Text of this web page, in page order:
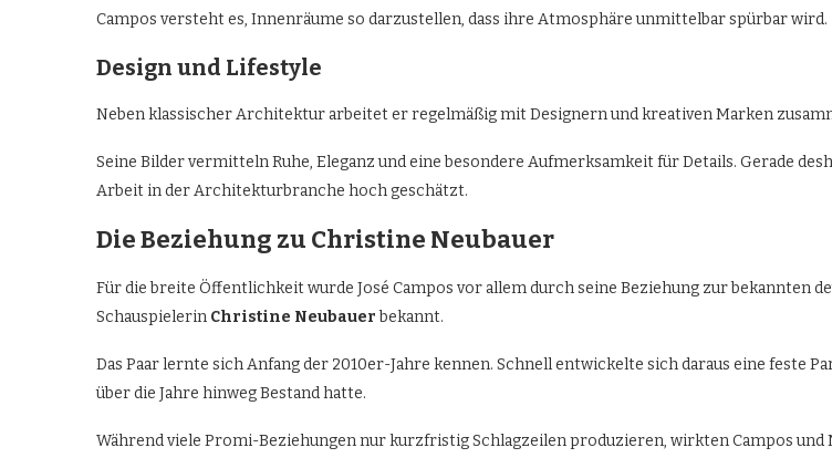
Campos versteht es, Innenräume so darzustellen, dass ihre Atmosphäre unmittelbar spürbar wird.
Design und Lifestyle
Neben klassischer Architektur arbeitet er regelmäßig mit Designern und kreativen Marken
Seine Bilder vermitteln Ruhe, Eleganz und eine besondere Aufmerksamkeit für Details. Gerade
Arbeit in der Architekturbranche hoch geschätzt.
Die Beziehung zu Christine Neubauer
Für die breite Öffentlichkeit wurde José Campos vor allem durch seine Beziehung zur bekannten
Schauspielerin Christine Neubauerbekannt.
Das Paar lernte sich Anfang der 2010er-Jahre kennen. Schnell entwickelte sich daraus eine feste
über die Jahre hinweg Bestand hatte.
Während viele Promi-Beziehungen nur kurzfristig Schlagzeilen produzieren, wirkten Campos und